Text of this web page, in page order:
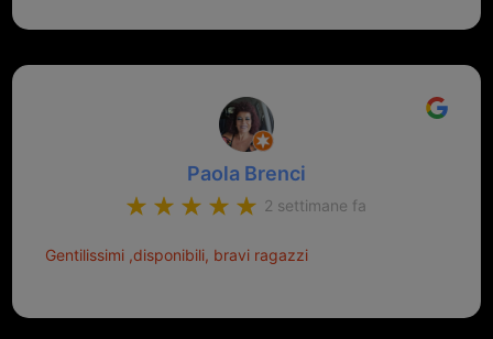
Paola Brenci
2 settimane fa
Gentilissimi ,disponibili, bravi ragazzi